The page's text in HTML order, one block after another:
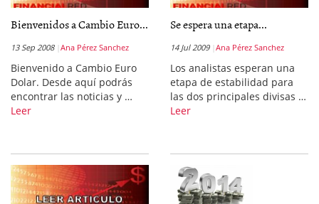
Bienvenidos a Cambio Euro...
13 Sep 2008 Ana Pérez Sanchez
Bienvenido a Cambio Euro
Dolar. Desde aquí podrás
encontrar las noticias y …
Leer
Se espera una etapa...
14 Jul 2009 Ana Pérez Sanchez
Los analistas esperan una
etapa de estabilidad para
las dos principales divisas …
Leer